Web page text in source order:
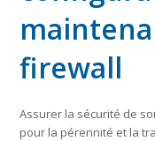
firewall
Assurer la sécurité de
pour la pérennité et la